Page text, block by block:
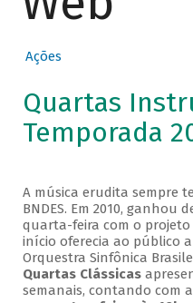
Ações
Quartas
Temporada
A música erudita sempre
BNDES. Em 2010, ganhou
quarta-feira com o projeto
início oferecia ao público
Orquestra Sinfônica
Quartas Clássicas
semanais, contando com